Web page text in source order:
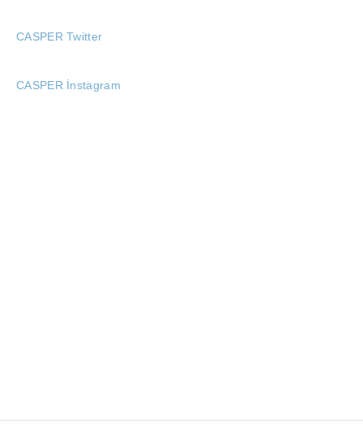
CASPER Twitter
CASPER İnstagram